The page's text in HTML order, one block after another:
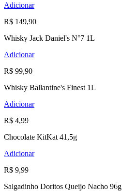
Adicionar
R$ 149,90
Whisky Jack Daniel's N°7 1L
Adicionar
R$ 99,90
Whisky Ballantine's Finest 1L
Adicionar
R$ 4,99
Chocolate KitKat 41,5g
Adicionar
R$ 9,99
Salgadinho Doritos Queijo Nacho 96g